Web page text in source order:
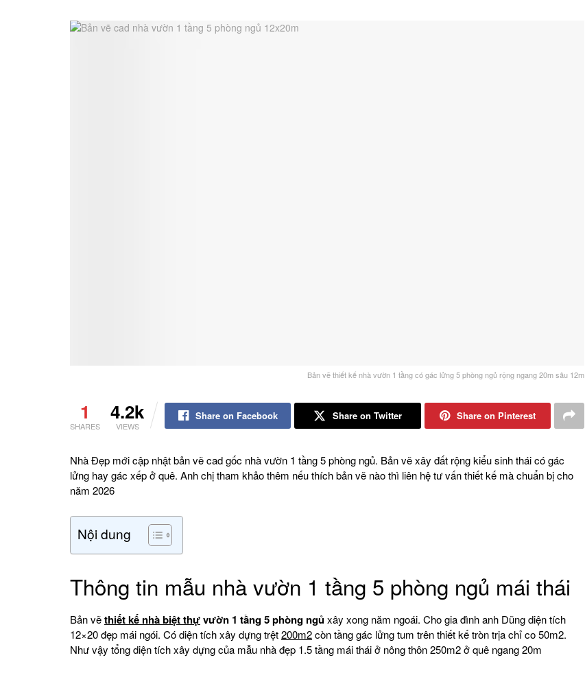
Bản vẽ thiết kế nhà vườn 1 tầng có gác lửng 5 phòng ngủ rộng ngang 20m sâu 12m
1
SHARES
4.2k
VIEWS
Share on Facebook Share on Twitter Share on Pinterest
Nhà Đẹp mới cập nhật bản vẽ cad gốc nhà vườn 1 tầng 5 phòng ngủ. Bản vẽ xây đất rộng kiểu sinh thái có gác
lửng hay gác xếp ở quê. Anh chị tham khảo thêm nếu thích bản vẽ nào thì liên hệ tư vấn thiết kế mà chuẩn bị cho
năm 2026
Nội dung
Thông tin mẫu nhà vườn 1 tầng 5 phòng ngủ mái thái
Bản vẽthiết kế nhà biệt thựvườn 1 tầng 5 phòng ngủxây xong năm ngoái. Cho gia đình anh Dũng diện tích
12×20 đẹp mái ngói. Có diện tích xây dựng trệt200m2còn tầng gác lửng tum trên thiết kế tròn trịa chỉ co 50m2.
Như vậy tổng diện tích xây dựng của mẫu nhà đẹp 1.5 tầng mái thái ở nông thôn 250m2 ở quê ngang 20m